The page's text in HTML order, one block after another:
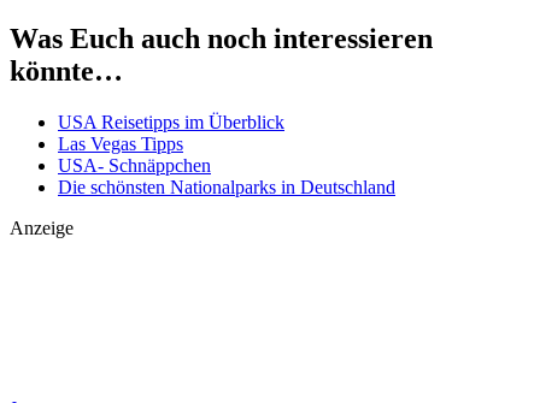
Was Euch auch noch interessieren
könnte…
USA Reisetipps im Überblick
Las Vegas Tipps
USA- Schnäppchen
Die schönsten Nationalparks in Deutschland
Anzeige